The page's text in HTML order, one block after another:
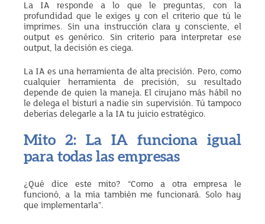
La IA responde a lo que le preguntas, con la
profundidad que le exiges y con el criterio que tú le
imprimes. Sin una instrucción clara y consciente, el
output es genérico. Sin criterio para interpretar ese
output, la decisión es ciega.
La IA es una herramienta de alta precisión. Pero, como
cualquier herramienta de precisión, su resultado
depende de quien la maneja. El cirujano más hábil no
le delega el bisturí a nadie sin supervisión. Tú tampoco
deberías delegarle a la IA tu juicio estratégico.
Mito 2: La IA funciona igual
para todas las empresas
¿Qué dice este mito? “Como a otra empresa le
funcionó, a la mía también me funcionará. Solo hay
que implementarla”.